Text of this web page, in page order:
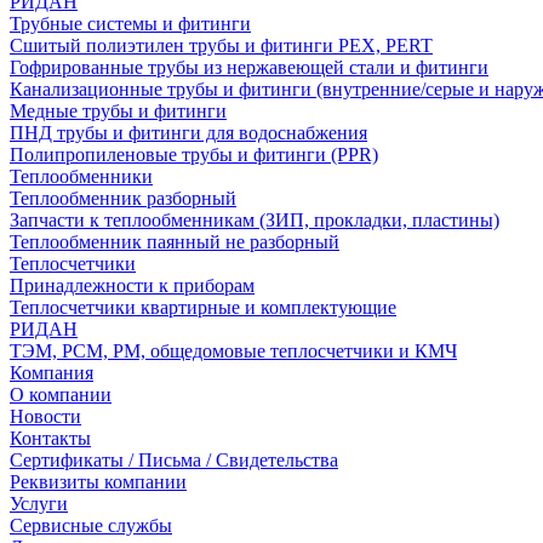
Трубные системы и фитинги
Сшитый полиэтилен трубы и фитинги PEX, PERT
Гофрированные трубы из нержавеющей стали и фитинги
Канализационные трубы и фитинги (внутренние/серые и
Медные трубы и фитинги
ПНД трубы и фитинги для водоснабжения
Полипропиленовые трубы и фитинги (PPR)
Теплообменники
Теплообменник разборный
Запчасти к теплообменникам (ЗИП, прокладки, пластины)
Теплообменник паянный не разборный
Теплосчетчики
Принадлежности к приборам
Теплосчетчики квартирные и комплектующие
РИДАН
ТЭМ, РСМ, РМ, общедомовые теплосчетчики и КМЧ
Компания
О компании
Новости
Контакты
Сертификаты / Письма / Свидетельства
Реквизиты компании
Услуги
Сервисные службы